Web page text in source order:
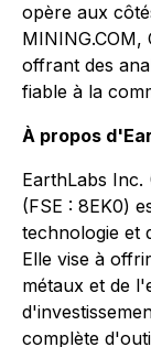
opère aux
MINING.COM,
offrant des
fiable à la
À propos
EarthLabs Inc.
(FSE : 8EK0)
technologie et
Elle vise à
métaux et de
complète